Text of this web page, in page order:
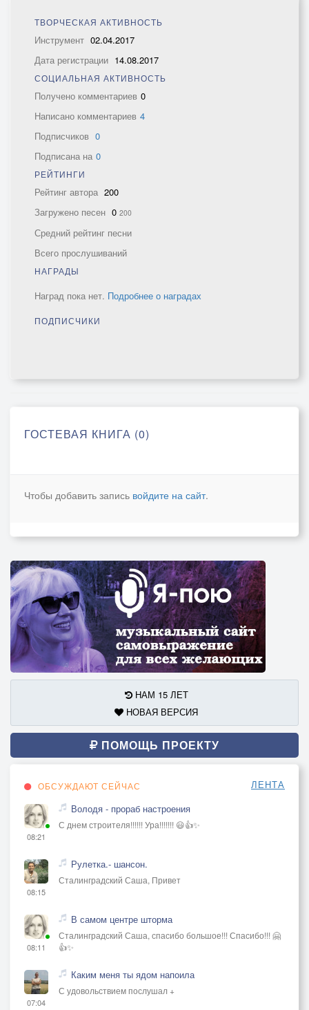
ТВОРЧЕСКАЯ АКТИВНОСТЬ
Инструмент 02.04.2017
Дата регистрации 14.08.2017
СОЦИАЛЬНАЯ АКТИВНОСТЬ
Получено комментариев 0
Написано комментариев 4
Подписчиков 0
Подписана на 0
РЕЙТИНГИ
Рейтинг автора 200
Загружено песен 0 200
Средний рейтинг песни
Всего прослушиваний
НАГРАДЫ
Наград пока нет. Подробнее о наградах
ПОДПИСЧИКИ
ГОСТЕВАЯ КНИГА (0)
Чтобы добавить запись войдите на сайт.
НАМ 15 ЛЕТ
НОВАЯ ВЕРСИЯ
ПОМОЩЬ ПРОЕКТУ
ОБСУЖДАЮТ СЕЙЧАС ЛЕНТА
08:21
Володя - прораб настроения
С днем строителя!!!!!! Ура!!!!!!! 😃👍✨
08:15
Рулетка.- шансон.
Сталинградский Саша, Привет
08:11
В самом центре шторма
Сталинградский Саша, спасибо большое!!! Спасибо!!! 🤗
👍✨
07:04
Каким меня ты ядом напоила
С удовольствием послушал +